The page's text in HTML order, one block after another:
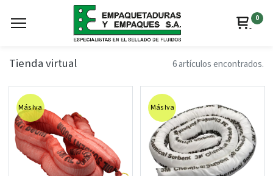
0
Tienda virtual 6 artículos encontrados.
Más Iva Más Iva